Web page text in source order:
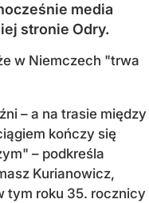
media
stronie Odry.
w Niemczech "trwa
– a na trasie między
kończy się
– podkreśla
Kurianowicz,
tym roku 35. rocznicy